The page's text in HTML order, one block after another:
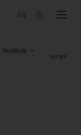
Ventilatie
vorige